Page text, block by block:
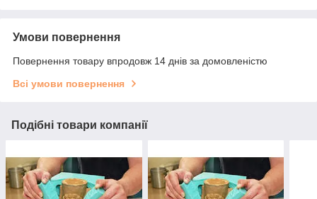
Умови повернення
Повернення товару впродовж 14 днів за домовленістю
Всі умови повернення
Подібні товари компанії